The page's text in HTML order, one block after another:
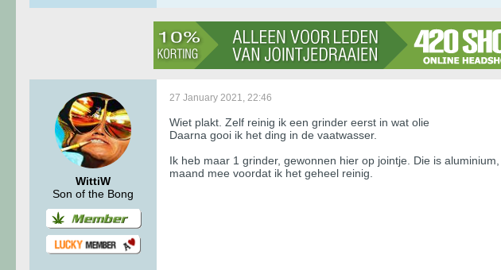
WittiW
Son of the Bong
27 January 2021, 22:46
Wiet plakt. Zelf reinig ik een grinder eerst in wat olie
Daarna gooi ik het ding in de vaatwasser.
Ik heb maar 1 grinder, gewonnen hier op jointje. Die is
maand mee voordat ik het geheel reinig.